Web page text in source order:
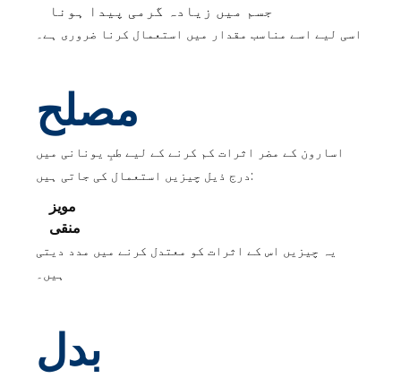
جسم میں زیادہ گرمی پیدا ہونا
اسی لیے اسے مناسب مقدار میں استعمال کرنا ضروری ہے۔
مصلح
اسارون کے مضر اثرات کم کرنے کے لیے طبِ یونانی میں
درج ذیل چیزیں استعمال کی جاتی ہیں:
مویز
منقی
یہ چیزیں اس کے اثرات کو معتدل کرنے میں مدد دیتی
ہیں۔
بدل